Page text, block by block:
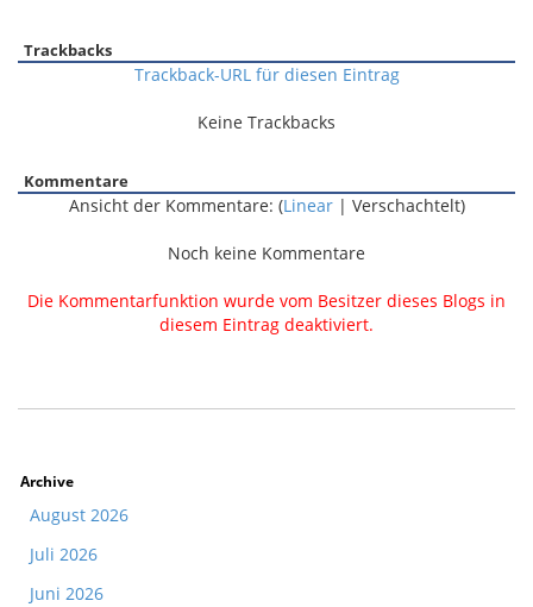
Trackbacks
Trackback-URL für diesen Eintrag
Keine Trackbacks
Kommentare
Ansicht der Kommentare: (Linear| Verschachtelt)
Noch keine Kommentare
Die Kommentarfunktion wurde vom Besitzer dieses Blogs in
diesem Eintrag deaktiviert.
Archive
August 2026
Juli 2026
Juni 2026